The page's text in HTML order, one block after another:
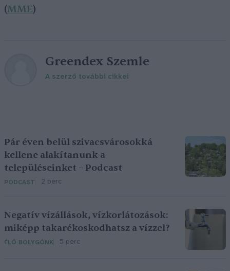
(MME)
Greendex Szemle
A szerző további cikkei
Pár éven belül szivacsvárosokká
kellene alakítanunk a
településeinket – Podcast
PODCAST 2 perc
Negatív vízállások, vízkorlátozások:
miképp takarékoskodhatsz a vízzel?
ÉLŐ BOLYGÓNK 5 perc